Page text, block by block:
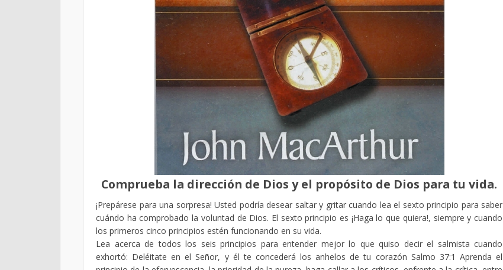
Comprueba la dirección de Dios y el propósito de Dios para tu vida.
¡Prepárese para una sorpresa! Usted podría desear saltar y gritar cuando lea el sexto principio para saber
cuándo ha comprobado la voluntad de Dios. El sexto principio es ¡Haga lo que quiera!, siempre y cuando
los primeros cinco principios estén funcionando en su vida.
Lea acerca de todos los seis principios para entender mejor lo que quiso decir el salmista cuando
exhortó: Deléitate en el Señor, y él te concederá los anhelos de tu corazón Salmo 37:1 Aprenda el